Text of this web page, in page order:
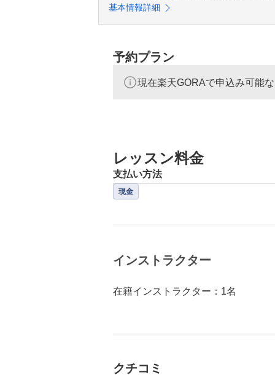
基本情報詳細
予約プラン
現在楽天GORAで申込み可能
レッスン料金
支払い方法
現金
インストラクター
在籍インストラクター：1名
クチコミ